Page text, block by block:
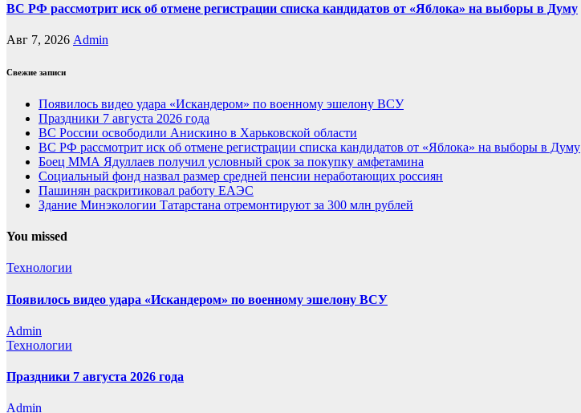
ВС РФ рассмотрит иск об отмене регистрации списка кандидатов от «Яблока» на выборы в Думу
Авг 7, 2026 Admin
Свежие записи
Появилось видео удара «Искандером» по военному эшелону ВСУ
Праздники 7 августа 2026 года
ВС России освободили Анискино в Харьковской области
ВС РФ рассмотрит иск об отмене регистрации списка кандидатов от «Яблока» на выборы в Думу
Боец ММА Ядуллаев получил условный срок за покупку амфетамина
Социальный фонд назвал размер средней пенсии неработающих россиян
Пашинян раскритиковал работу ЕАЭС
Здание Минэкологии Татарстана отремонтируют за 300 млн рублей
You missed
Технологии
Появилось видео удара «Искандером» по военному эшелону ВСУ
Admin
Технологии
Праздники 7 августа 2026 года
Admin